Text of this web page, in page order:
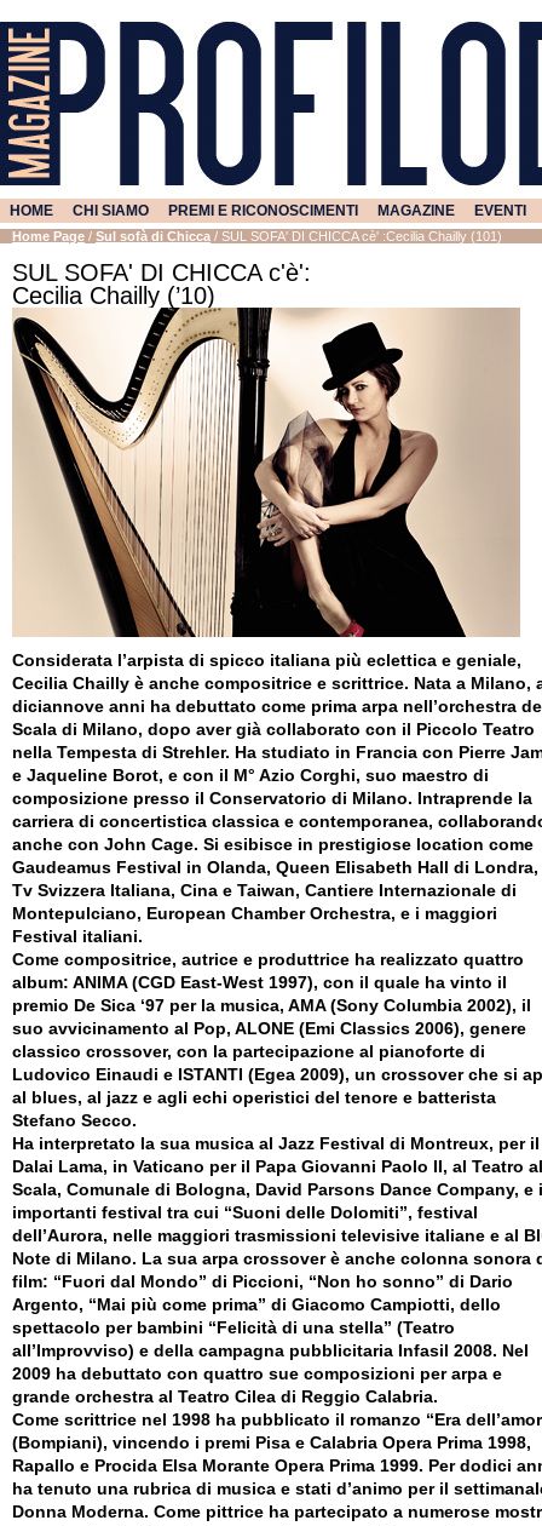
HOME CHI SIAMO PREMI E RICONOSCIMENTI MAGAZINE EVENTI
Home Page / Sul sofà di Chicca / SUL SOFA' DI CHICCA cè' :Cecilia Chailly (101)
SUL SOFA' DI CHICCA c'è':
Cecilia Chailly (’10)
Considerata l’arpista di spicco italiana più eclettica e geniale,
Cecilia Chailly è anche compositrice e scrittrice. Nata a Milano,
diciannove anni ha debuttato come prima arpa nell’orchestra
Scala di Milano, dopo aver già collaborato con il Piccolo Teatro
nella Tempesta di Strehler. Ha studiato in Francia con Pierre
e Jaqueline Borot, e con il M° Azio Corghi, suo maestro di
composizione presso il Conservatorio di Milano. Intraprende la
carriera di concertistica classica e contemporanea,
anche con John Cage. Si esibisce in prestigiose location come
Gaudeamus Festival in Olanda, Queen Elisabeth Hall di Londra,
Tv Svizzera Italiana, Cina e Taiwan, Cantiere Internazionale di
Montepulciano, European Chamber Orchestra, e i maggiori
Festival italiani.
Come compositrice, autrice e produttrice ha realizzato quattro
album: ANIMA (CGD East-West 1997), con il quale ha vinto il
premio De Sica ‘97 per la musica, AMA (Sony Columbia 2002), il
suo avvicinamento al Pop, ALONE (Emi Classics 2006), genere
classico crossover, con la partecipazione al pianoforte di
Ludovico Einaudi e ISTANTI (Egea 2009), un crossover che si
al blues, al jazz e agli echi operistici del tenore e batterista
Stefano Secco.
Ha interpretato la sua musica al Jazz Festival di Montreux, per il
Dalai Lama, in Vaticano per il Papa Giovanni Paolo II, al Teatro
Scala, Comunale di Bologna, David Parsons Dance Company, e
importanti festival tra cui “Suoni delle Dolomiti”, festival
dell’Aurora, nelle maggiori trasmissioni televisive italiane e al
Note di Milano. La sua arpa crossover è anche colonna sonora
film: “Fuori dal Mondo” di Piccioni, “Non ho sonno” di Dario
Argento, “Mai più come prima” di Giacomo Campiotti, dello
spettacolo per bambini “Felicità di una stella” (Teatro
all’Improvviso) e della campagna pubblicitaria Infasil 2008. Nel
2009 ha debuttato con quattro sue composizioni per arpa e
grande orchestra al Teatro Cilea di Reggio Calabria.
Come scrittrice nel 1998 ha pubblicato il romanzo “Era
(Bompiani), vincendo i premi Pisa e Calabria Opera Prima 1998,
Rapallo e Procida Elsa Morante Opera Prima 1999. Per dodici
ha tenuto una rubrica di musica e stati d’animo per il
Donna Moderna. Come pittrice ha partecipato a numerose